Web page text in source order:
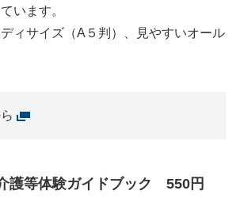
います。
ィサイズ（A５判）、見やすいオール
護等体験ガイドブック 550円